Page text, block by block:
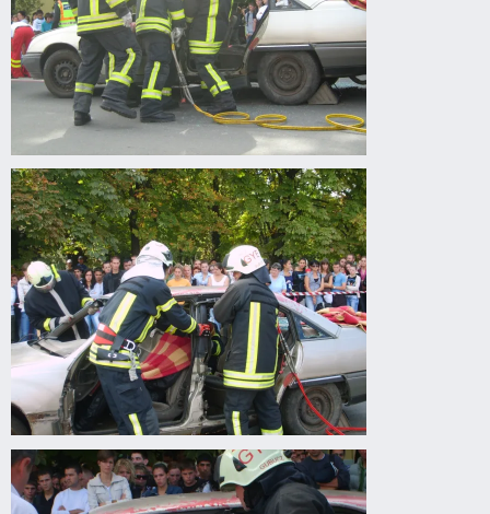
Drogprevenciós
előadás
Gyomaendrődön
Drogprevenciós
előadás
Gyomaendrődön